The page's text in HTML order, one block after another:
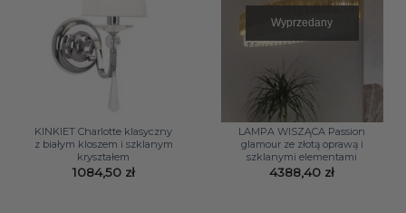
KINKIET Charlotte klasyczny
z białym kloszem i szklanym
kryształem
1084,50 zł
Wyprzedany
LAMPA WISZĄCA Passion
glamour ze złotą oprawą i
szklanymi elementami
4388,40 zł